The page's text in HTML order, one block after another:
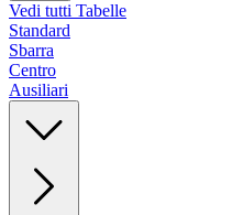
Vedi tutti Tabelle
Standard
Sbarra
Centro
Ausiliari